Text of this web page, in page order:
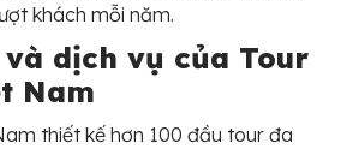
khách mỗi năm.
dịch vụ của Tour
Nam
thiết kế hơn 100 đầu tour đa